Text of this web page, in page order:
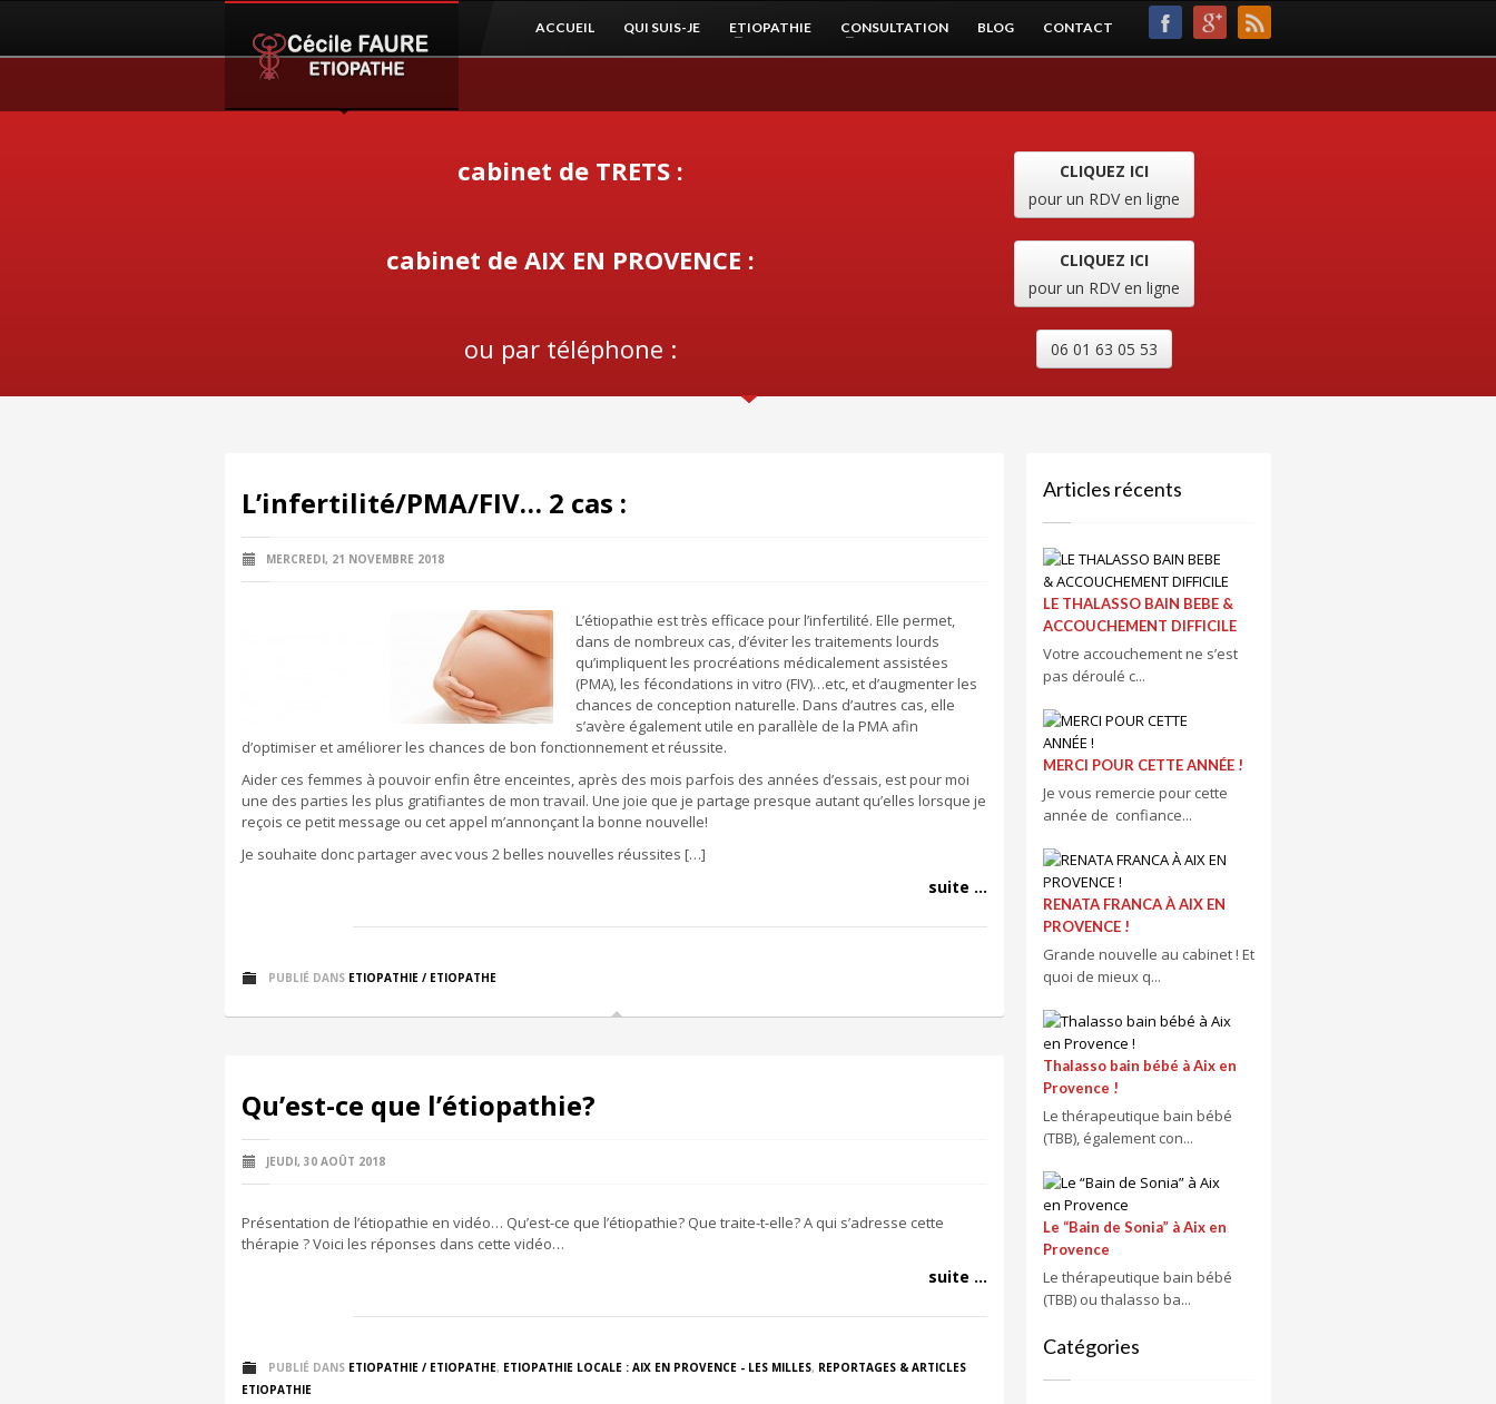
ACCUEIL QUI SUIS-JE ETIOPATHIE CONSULTATION BLOG CONTACT
cabinet de TRETS :
CLIQUEZ ICI
pour un RDV en ligne
cabinet de AIX EN PROVENCE :
CLIQUEZ ICI
pour un RDV en ligne
ou par téléphone : 06 01 63 05 53
L’infertilité/PMA/FIV… 2 cas :
MERCREDI, 21 NOVEMBRE 2018
L’étiopathie est très efficace pour l’infertilité. Elle permet,
dans de nombreux cas, d’éviter les traitements lourds
qu’impliquent les procréations médicalement assistées
(PMA), les fécondations in vitro (FIV)…etc, et d’augmenter les
chances de conception naturelle. Dans d’autres cas, elle
s’avère également utile en parallèle de la PMA afin
d’optimiser et améliorer les chances de bon fonctionnement et réussite.
Aider ces femmes à pouvoir enfin être enceintes, après des mois parfois des années d’essais, est pour moi
une des parties les plus gratifiantes de mon travail. Une joie que je partage presque autant qu’elles lorsque je
reçois ce petit message ou cet appel m’annonçant la bonne nouvelle!
Je souhaite donc partager avec vous 2 belles nouvelles réussites […]
suite ...
PUBLIÉ DANS ETIOPATHIE / ETIOPATHE
Qu’est-ce que l’étiopathie?
JEUDI, 30 AOÛT 2018
Présentation de l’étiopathie en vidéo… Qu’est-ce que l’étiopathie? Que traite-t-elle? A qui s’adresse cette
thérapie ? Voici les réponses dans cette vidéo…
suite ...
PUBLIÉ DANS ETIOPATHIE / ETIOPATHE, ETIOPATHIE LOCALE : AIX EN PROVENCE - LES MILLES, REPORTAGES & ARTICLES
ETIOPATHIE
Articles récents
LE THALASSO BAIN BEBE &
ACCOUCHEMENT DIFFICILE
Votre accouchement ne s’est
pas déroulé c...
MERCI POUR CETTE ANNÉE !
Je vous remercie pour cette
année de confiance...
RENATA FRANCA À AIX EN
PROVENCE !
Grande nouvelle au cabinet ! Et
quoi de mieux q...
Thalasso bain bébé à Aix en
Provence !
Le thérapeutique bain bébé
(TBB), également con...
Le “Bain de Sonia” à Aix en
Provence
Le thérapeutique bain bébé
(TBB) ou thalasso ba...
Catégories